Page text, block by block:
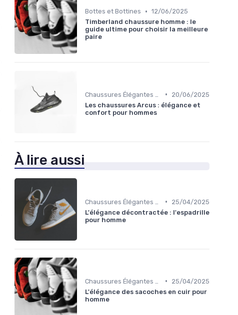
Bottes et Bottines • 12/06/2025
Timberland chaussure homme : le
guide ultime pour choisir la meilleure
paire
•
20/06/2025
Les chaussures Arcus : élégance et
confort pour hommes
À lire aussi
•
25/04/2025
L'élégance décontractée : l'espadrille
pour homme
•
25/04/2025
L'élégance des sacoches en cuir pour
homme